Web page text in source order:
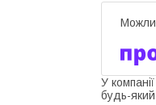
У
будь-